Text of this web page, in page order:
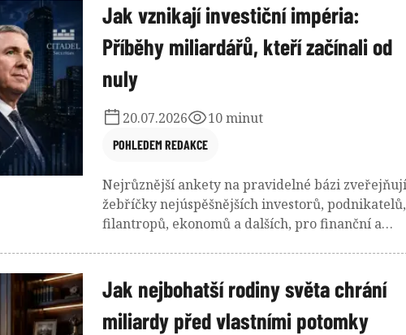
především umělá inteligence. Vedle těchto
známých příběhů však vzniká další oblast, která
může mít stejně zásadní dopad na budoucí
podobu průmyslu. Syntetická biologie totiž mění
samotný princip výroby a umožňuje využívat živé
organismy jako programovatelné továrny.
Jak vznikají investiční impéria:
Příběhy miliardářů, kteří začínali od
nuly
POHLEDEM REDAKCE
20.07.2026 10 minut
Nejrůznější ankety na pravidelné bázi zveřejňují
žebříčky nejúspěšnějších investorů, podnikatelů,
filantropů, ekonomů a dalších, pro finanční a
generacích, ale je i poměrně velké množství těch,
kteří začínali od takřka úplné nuly. Pojďme se
tedy podívat na pár příběhů lidí z vrcholových
Jak nejbohatší rodiny světa chrání
miliardy před vlastními potomky